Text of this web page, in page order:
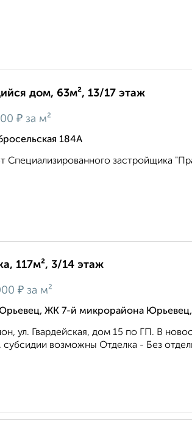
дом, 63м², 13/17 этаж
₽ за м²
184А
застройщика
117м², 3/14 этаж
₽ за м²
ЖК 7-й микрорайона Юрьевец,
ул. Гвардейская, дом 15 по ГП. В
субсидии возможны Отделка - Без